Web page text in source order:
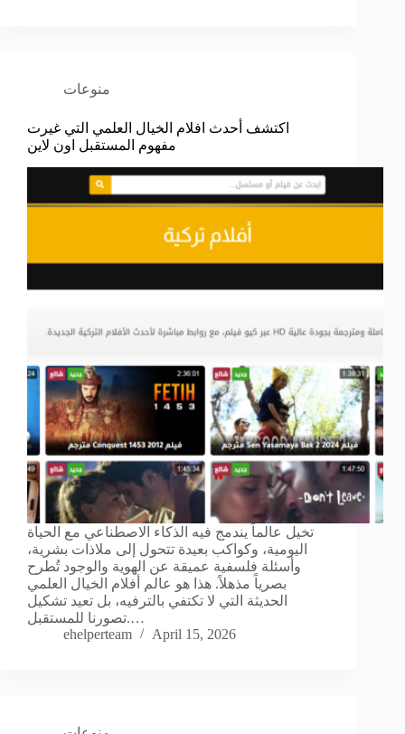
منوعات
اكتشف أحدث افلام الخيال العلمي التي غيرت
مفهوم المستقبل اون لاين
تخيل عالماً يندمج فيه الذكاء الاصطناعي مع الحياة
اليومية، وكواكب بعيدة تتحول إلى ملاذات بشرية،
وأسئلة فلسفية عميقة عن الهوية والوجود تُطرح
بصرياً مذهلاً. هذا هو عالم أفلام الخيال العلمي
الحديثة التي لا تكتفي بالترفيه، بل تعيد تشكيل
تصورنا للمستقبل.…
ehelperteam
April 15, 2026